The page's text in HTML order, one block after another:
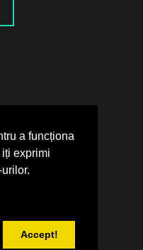
a funcționa
exprimi
Accept!